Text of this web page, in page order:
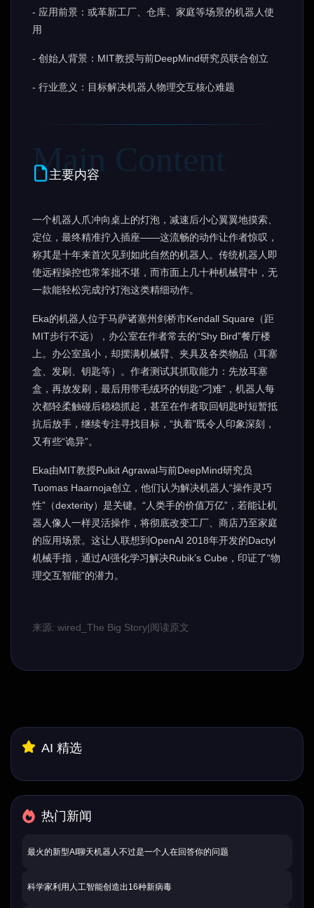
- 应用前景：或革新工厂、仓库、家庭等场景的机器人使
用
- 创始人背景：MIT教授与前DeepMind研究员联合创立
- 行业意义：目标解决机器人物理交互核心难题
主要内容
一个机器人爪冲向桌上的灯泡，减速后小心翼翼地摸索、
定位，最终精准拧入插座——这流畅的动作让作者惊叹，
称其是十年来首次见到如此自然的机器人。传统机器人即
使远程操控也常笨拙不堪，而市面上几十种机械臂中，无
一款能轻松完成拧灯泡这类精细动作。
Eka的机器人位于马萨诸塞州剑桥市Kendall Square（距
MIT步行不远），办公室在作者常去的“Shy Bird”餐厅楼
上。办公室虽小，却摆满机械臂、夹具及各类物品（耳塞
盒、发刷、钥匙等）。作者测试其抓取能力：先放耳塞
盒，再放发刷，最后用带毛绒环的钥匙“刁难”，机器人每
次都轻柔触碰后稳稳抓起，甚至在作者取回钥匙时短暂抵
抗后放手，继续专注寻找目标，“执着”既令人印象深刻，
又有些“诡异”。
Eka由MIT教授Pulkit Agrawal与前DeepMind研究员
Tuomas Haarnoja创立，他们认为解决机器人“操作灵巧
性”（dexterity）是关键。“人类手的价值万亿”，若能让机
器人像人一样灵活操作，将彻底改变工厂、商店乃至家庭
的应用场景。这让人联想到OpenAI 2018年开发的Dactyl
机械手指，通过AI强化学习解决Rubik’s Cube，印证了“物
理交互智能”的潜力。
来源: wired_The Big Story|阅读原文
AI 精选
热门新闻
最火的新型AI聊天机器人不过是一个人在回答你的问题
科学家利用人工智能创造出16种新病毒